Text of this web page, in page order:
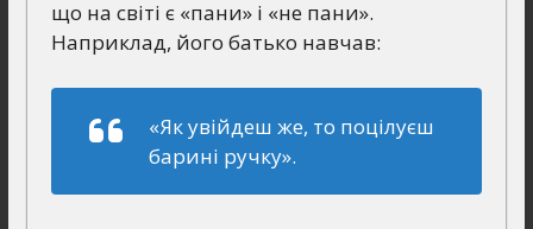
що на світі є «пани» і «не пани».
Наприклад, його батько навчав:
«Як увійдеш же, то поцілуєш
барині ручку».